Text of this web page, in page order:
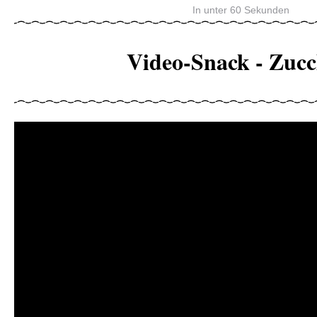
In unter 60 Sekunden
Video-Snack -